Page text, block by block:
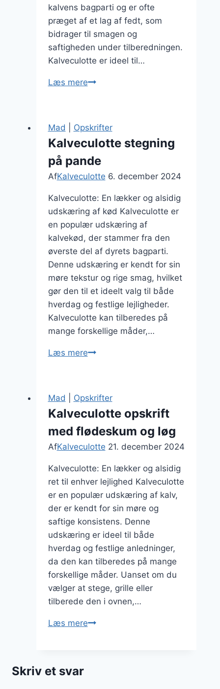
kalvens bagparti og er ofte
præget af et lag af fedt, som
bidrager til smagen og
saftigheden under tilberedningen.
Kalveculotte er ideel til…
Læs mereKalveculotte
smag
Mad Opskrifter
Kalveculotte stegning
på pande
AfKalveculotte 6. december 2024
Kalveculotte: En lækker og alsidig
udskæring af kød Kalveculotte er
en populær udskæring af
kalvekød, der stammer fra den
øverste del af dyrets bagparti.
Denne udskæring er kendt for sin
møre tekstur og rige smag, hvilket
gør den til et ideelt valg til både
hverdag og festlige lejligheder.
Kalveculotte kan tilberedes på
mange forskellige måder,…
Læs mereKalveculotte
Mad Opskrifter
Kalveculotte opskrift
med flødeskum og løg
AfKalveculotte 21. december 2024
Kalveculotte: En lækker og alsidig
ret til enhver lejlighed Kalveculotte
er en populær udskæring af kalv,
der er kendt for sin møre og
saftige konsistens. Denne
udskæring er ideel til både
hverdag og festlige anledninger,
da den kan tilberedes på mange
forskellige måder. Uanset om du
vælger at stege, grille eller
tilberede den i ovnen,…
Læs mereKalveculotte
Skriv et svar